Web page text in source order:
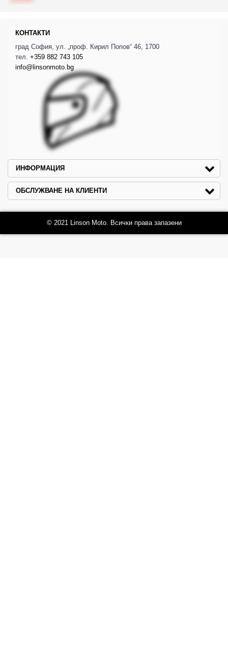
КОНТАКТИ
град София, ул. „проф. Кирил Попов“ 46, 1700
тел. +359 882 743 105
info@linsonmoto.bg
ИНФОРМАЦИЯ
ОБСЛУЖВАНЕ НА КЛИЕНТИ
© 2021 Linson Moto. Всички права запазени